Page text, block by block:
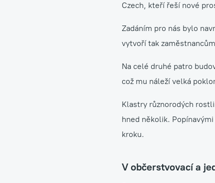
Czech, kteří řeší nové
Zadáním pro nás bylo
vytvoří tak
Na celé druhé patro
což mu náleží velká
Klastry různorodých
hned několik.
kroku.
V občerstvovací a